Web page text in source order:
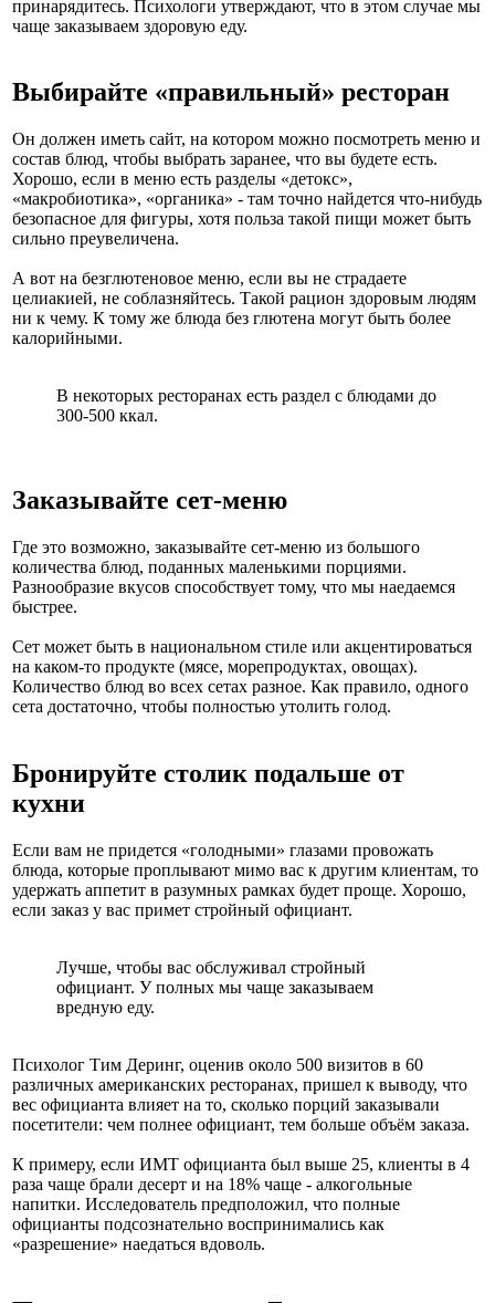
принарядитесь. Психологи утверждают, что в этом случае мы
чаще заказываем здоровую еду.
Выбирайте «правильный» ресторан
Он должен иметь сайт, на котором можно посмотреть меню и
состав блюд, чтобы выбрать заранее, что вы будете есть.
Хорошо, если в меню есть разделы «детокс»,
«макробиотика», «органика» - там точно найдется что-нибудь
безопасное для фигуры, хотя польза такой пищи может быть
сильно преувеличена.
А вот на безглютеновое меню, если вы не страдаете
целиакией, не соблазняйтесь. Такой рацион здоровым людям
ни к чему. К тому же блюда без глютена могут быть более
калорийными.
В некоторых ресторанах есть раздел с блюдами до
300-500 ккал.
Заказывайте сет-меню
Где это возможно, заказывайте сет-меню из большого
количества блюд, поданных маленькими порциями.
Разнообразие вкусов способствует тому, что мы наедаемся
быстрее.
Сет может быть в национальном стиле или акцентироваться
на каком-то продукте (мясе, морепродуктах, овощах).
Количество блюд во всех сетах разное. Как правило, одного
сета достаточно, чтобы полностью утолить голод.
Бронируйте столик подальше от
кухни
Если вам не придется «голодными» глазами провожать
блюда, которые проплывают мимо вас к другим клиентам, то
удержать аппетит в разумных рамках будет проще. Хорошо,
если заказ у вас примет стройный официант.
Лучше, чтобы вас обслуживал стройный
официант. У полных мы чаще заказываем
вредную еду.
Психолог Тим Деринг, оценив около 500 визитов в 60
различных американских ресторанах, пришел к выводу, что
вес официанта влияет на то, сколько порций заказывали
посетители: чем полнее официант, тем больше объём заказа.
К примеру, если ИМТ официанта был выше 25, клиенты в 4
раза чаще брали десерт и на 18% чаще - алкогольные
напитки. Исследователь предположил, что полные
официанты подсознательно воспринимались как
«разрешение» наедаться вдоволь.